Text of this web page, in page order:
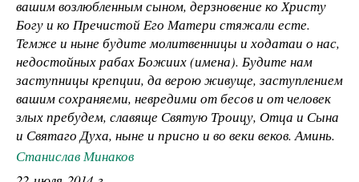
вашим возлюбленным сыном, дерзновение ко Христу
Богу и ко Пречистой Его Матери стяжали есте.
Темже и ныне будите молитвенницы и ходатаи о нас,
недостойных рабах Божиих (имена). Будите нам
заступницы крепции, да верою живуще, заступлением
вашим сохраняеми, невредими от бесов и от человек
злых пребудем, славяще Святую Троицу, Отца и Сына
и Святаго Духа, ныне и присно и во веки веков. Аминь.
Станислав Минаков